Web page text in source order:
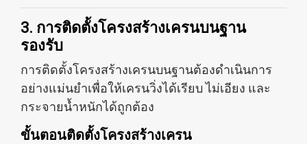
3. การติดตั้งโครงสร้างเครนบนฐาน
รองรับ
การติดตั้งโครงสร้างเครนบนฐานต้องดำเนินการ
อย่างแม่นยำเพื่อให้เครนวิ่งได้เรียบ ไม่เอียง และ
กระจายน้ำหนักได้ถูกต้อง
ขั้นตอนติดตั้งโครงสร้างเครน